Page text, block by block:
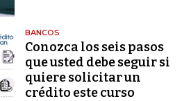
BANCOS
Conozca los seis pasos
que usted debe seguir si
quiere solicitar un
crédito este curso